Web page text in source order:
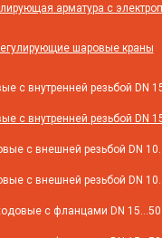
арматура с
шаровые краны
с внутренней резьбой DN
с внутренней резьбой DN
с внешней резьбой DN
с внешней резьбой DN
с фланцами DN 15...50